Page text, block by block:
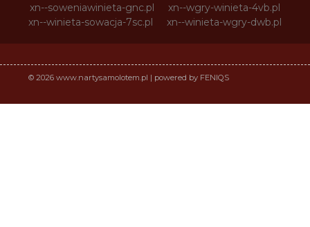
xn--soweniawinieta-gnc.pl
xn--wgry-winieta-4vb.pl
xn--winieta-sowacja-7sc.pl
xn--winieta-wgry-dwb.pl
© 2026 www.nartysamolotem.pl | powered by FENIQS